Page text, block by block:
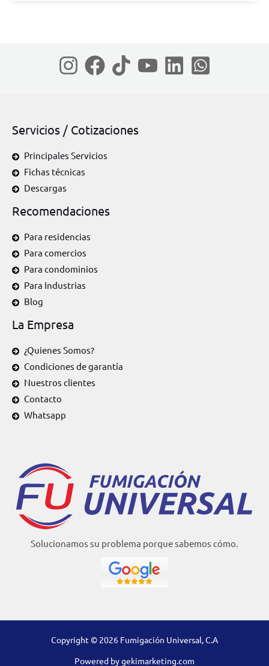
Servicios / Cotizaciones
Principales Servicios
Fichas técnicas
Descargas
Recomendaciones
Para residencias
Para comercios
Para condominios
Para Industrias
Blog
La Empresa
¿Quienes Somos?
Condiciones de garantía
Nuestros clientes
Contacto
Whatsapp
Solucionamos su problema porque sabemos cómo.
Copyright © 2026 Fumigación Universal, C.A
Powered bygekimarketing.com